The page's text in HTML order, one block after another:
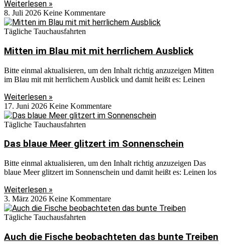
Weiterlesen »
8. Juli 2026 Keine Kommentare
Tägliche Tauchausfahrten
Mitten im Blau mit mit herrlichem Ausblick
Bitte einmal aktualisieren, um den Inhalt richtig anzuzeigen Mitten
im Blau mit mit herrlichem Ausblick und damit heißt es: Leinen
Weiterlesen »
17. Juni 2026 Keine Kommentare
Tägliche Tauchausfahrten
Das blaue Meer glitzert im Sonnenschein
Bitte einmal aktualisieren, um den Inhalt richtig anzuzeigen Das
blaue Meer glitzert im Sonnenschein und damit heißt es: Leinen los
Weiterlesen »
3. März 2026 Keine Kommentare
Tägliche Tauchausfahrten
Auch die Fische beobachteten das bunte Treiben